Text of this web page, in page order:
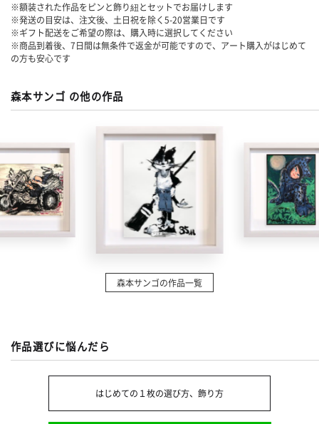
※額装された作品をピンと飾り紐とセットでお届けします
※発送の目安は、注文後、土日祝を除く5-20営業日です
※ギフト配送をご希望の際は、購入時に選択してください
※商品到着後、7日間は無条件で返金が可能ですので、アート購入がはじめて
の方も安心です
森本サンゴ の他の作品
森本サンゴの作品一覧
作品選びに悩んだら
はじめての１枚の選び方、飾り方